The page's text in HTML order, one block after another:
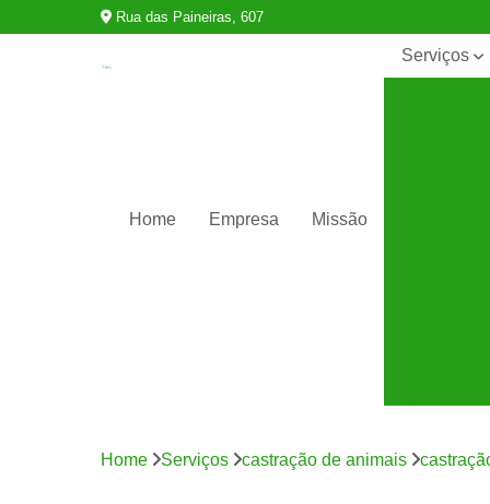
Rua das Paineiras, 607
Home Empresa Missão
Serviços
animais
para
Home Serviços castração de animais